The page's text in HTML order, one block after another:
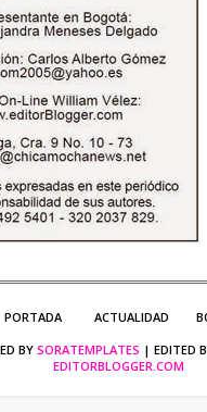
PORTADA ACTUALIDAD
BYSORATEMPLATES | EDITED
EDITORBLOGGER.COM